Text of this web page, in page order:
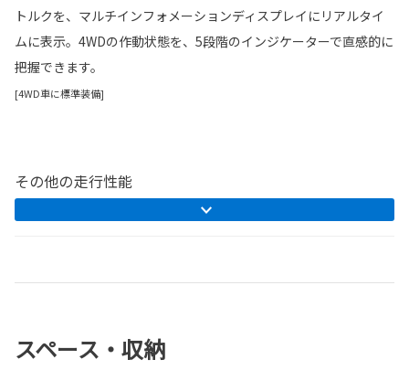
トルクを、マルチインフォメーションディスプレイにリアルタイ
ムに表示。4WDの作動状態を、5段階のインジケーターで直感的に
把握できます。
[4WD車に標準装備]
その他の走行性能
スペース・収納